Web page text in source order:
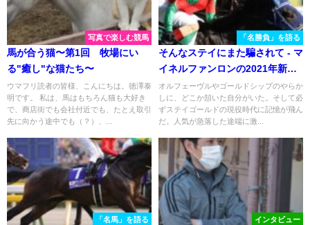
写真で楽しむ競馬
馬が合う猫〜第1回 牧場にい
る"癒し"な猫たち〜
ウマフリ読者の皆様、こんにちは。徳澤泰
明です。 私は、馬はもちろん猫も大好き
で、商店街でも会社付近でも、たとえ取引
先に向かう途中でも（？）、...
「名勝負」を語る
そんなステイにまた騙されて - マ
イネルファンロンの2021年新潟
記念
オルフェーヴルやゴールドシップのやらか
しに、どこか頷いた自分がいた。そして必
ずステイゴールドの現役時代に記憶が飛ん
だ。人気が急落した途端に激...
「名馬」を語る インタビュー